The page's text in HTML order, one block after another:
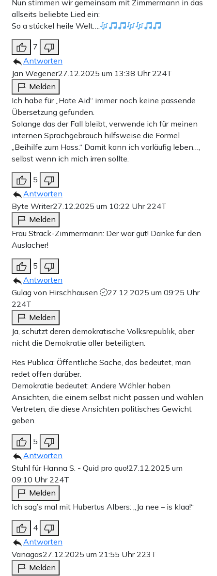
Nun stimmen wir gemeinsam mit Zimmermann in das
allseits beliebte Lied ein:
So a stückel heile Welt….
7
Antworten
Jan Wegener27.12.2025 um 13:38 Uhr 224T
Melden
Ich habe für „Hate Aid“ immer noch keine passende
Übersetzung gefunden.
Solange das der Fall bleibt, verwende ich für meinen
internen Sprachgebrauch hilfsweise die Formel
„Beihilfe zum Hass.“ Damit kann ich vorläufig leben…,
selbst wenn ich mich irren sollte.
5
Antworten
Byte Writer27.12.2025 um 10:22 Uhr 224T
Melden
Frau Strack-Zimmermann: Der war gut! Danke für den
Auslacher!
5
Antworten
Gulag von Hirschhausen
27.12.2025 um 09:25 Uhr
224T
Melden
Ja, schützt deren demokratische Volksrepublik, aber
nicht die Demokratie aller beteiligten.
Res Publica: Öffentliche Sache, das bedeutet, man
redet offen darüber.
Demokratie bedeutet: Andere Wähler haben
Ansichten, die einem selbst nicht passen und wählen
Vertreten, die diese Ansichten politisches Gewicht
geben.
5
Antworten
Stuhl für Hanna S. - Quid pro quo!27.12.2025 um
09:10 Uhr 224T
Melden
Ich sag’s mal mit Hubertus Albers: „Ja nee – is klaa!“
4
Antworten
Vanagas27.12.2025 um 21:55 Uhr 223T
Melden